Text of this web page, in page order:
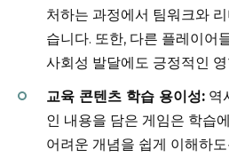
처하는 과정에서 팀워크와
습니다. 또한, 다른 플레이어
사회성 발달에도 긍정적인
교육 콘텐츠 학습 용이성: 역
인 내용을 담은 게임은 학습
어려운 개념을 쉽게 이해하